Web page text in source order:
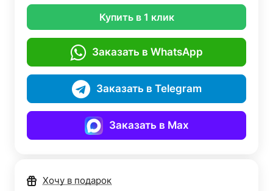
Купить в 1 клик
Заказать в WhatsApp
Заказать в Telegram
Заказать в Max
Хочу в подарок